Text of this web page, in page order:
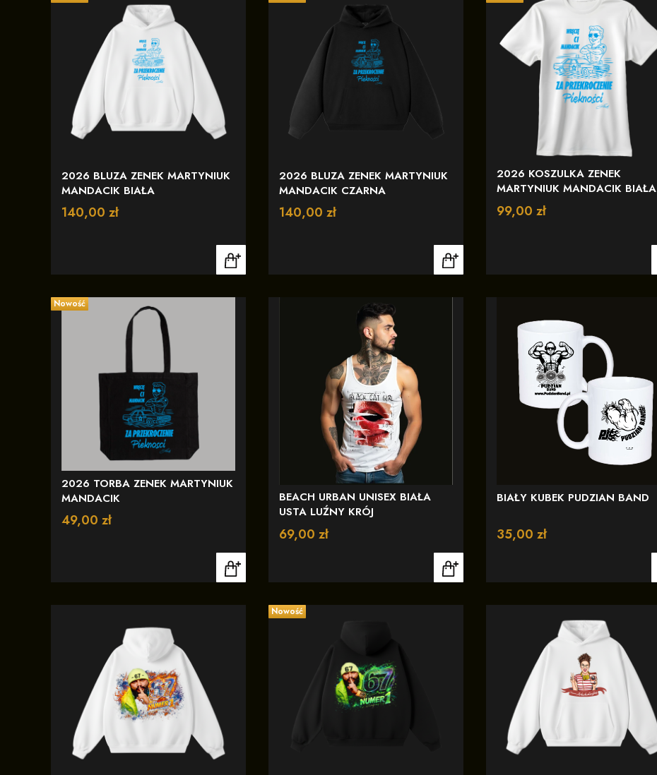
2026 BLUZA ZENEK MARTYNIUK
MANDACIK BIAŁA
Cena
140,00 zł
2026 BLUZA ZENEK MARTYNIUK
MANDACIK CZARNA
Cena
140,00 zł
2026 KOSZULKA ZENEK
MARTYNIUK MANDACIK BIAŁA
Cena
99,00 zł
Nowość
2026 TORBA ZENEK MARTYNIUK
MANDACIK
Cena
49,00 zł
BEACH URBAN UNISEX BIAŁA
USTA LUŹNY KRÓJ
Cena
69,00 zł
BIAŁY KUBEK PUDZIAN BAND
Cena
35,00 zł
Nowość